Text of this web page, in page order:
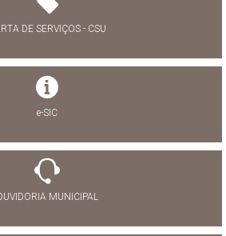
DE SERVIÇOS - CSU
e-SIC
MUNICIPAL